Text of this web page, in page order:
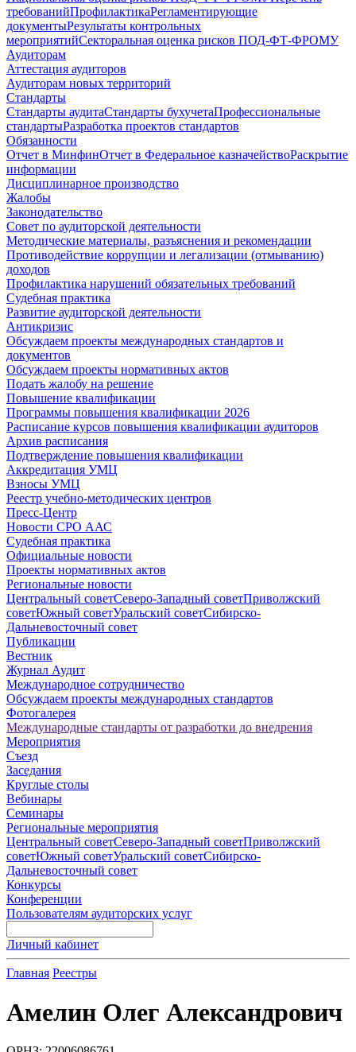
требованийПрофилактикаРегламентирующие
документыРезультаты контрольных
мероприятийСекторальная оценка рисков ПОД-ФТ-ФРОМУ
Аудиторам
Аттестация аудиторов
Аудиторам новых территорий
Стандарты
Стандарты аудитаСтандарты бухучетаПрофессиональные
стандартыРазработка проектов стандартов
Обязанности
Отчет в МинфинОтчет в Федеральное казначействоРаскрытие
информации
Дисциплинарное производство
Жалобы
Законодательство
Совет по аудиторской деятельности
Методические материалы, разъяснения и рекомендации
Противодействие коррупции и легализации (отмыванию)
доходов
Профилактика нарушений обязательных требований
Судебная практика
Развитие аудиторской деятельности
Антикризис
Обсуждаем проекты международных стандартов и
документов
Обсуждаем проекты нормативных актов
Подать жалобу на решение
Повышение квалификации
Программы повышения квалификации 2026
Расписание курсов повышения квалификации аудиторов
Архив расписания
Подтверждение повышения квалификации
Аккредитация УМЦ
Взносы УМЦ
Реестр учебно-методических центров
Пресс-Центр
Новости СРО ААС
Судебная практика
Официальные новости
Проекты нормативных актов
Региональные новости
Центральный советСеверо-Западный советПриволжский
советЮжный советУральский советСибирско-
Дальневосточный совет
Публикации
Вестник
Журнал Аудит
Международное сотрудничество
Обсуждаем проекты международных стандартов
Фотогалерея
Международные стандарты от разработки до внедрения
Мероприятия
Съезд
Заседания
Круглые столы
Вебинары
Семинары
Региональные мероприятия
Центральный советСеверо-Западный советПриволжский
советЮжный советУральский советСибирско-
Дальневосточный совет
Конкурсы
Конференции
Пользователям аудиторских услуг
Личный кабинет
Главная Реестры
Амелин Олег Александрович